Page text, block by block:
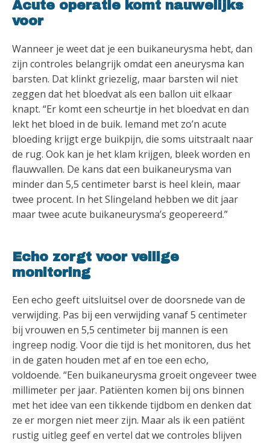
Acute operatie komt nauwelijks
voor
Wanneer je weet dat je een buikaneurysma hebt, dan
zijn controles belangrijk omdat een aneurysma kan
barsten. Dat klinkt griezelig, maar barsten wil niet
zeggen dat het bloedvat als een ballon uit elkaar
knapt. “Er komt een scheurtje in het bloedvat en dan
lekt het bloed in de buik. Iemand met zo’n acute
bloeding krijgt erge buikpijn, die soms uitstraalt naar
de rug. Ook kan je het klam krijgen, bleek worden en
flauwvallen. De kans dat een buikaneurysma van
minder dan 5,5 centimeter barst is heel klein, maar
twee procent. In het Slingeland hebben we dit jaar
maar twee acute buikaneurysma’s geopereerd.”
Echo zorgt voor veilige
monitoring
Een echo geeft uitsluitsel over de doorsnede van de
verwijding. Pas bij een verwijding vanaf 5 centimeter
bij vrouwen en 5,5 centimeter bij mannen is een
ingreep nodig. Voor die tijd is het monitoren, dus het
in de gaten houden met af en toe een echo,
voldoende. “Een buikaneurysma groeit ongeveer twee
millimeter per jaar. Patiënten komen bij ons binnen
met het idee van een tikkende tijdbom en denken dat
ze er morgen niet meer zijn. Maar als ik een patiënt
rustig uitleg geef en vertel dat we controles blijven